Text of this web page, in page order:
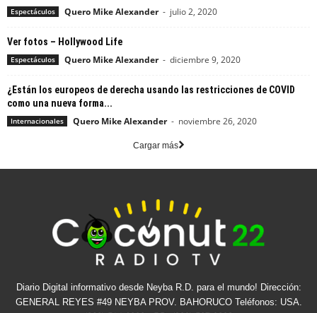
Espectáculos Quero Mike Alexander - julio 2, 2020
Ver fotos – Hollywood Life
Espectáculos Quero Mike Alexander - diciembre 9, 2020
¿Están los europeos de derecha usando las restricciones de COVID
como una nueva forma...
Internacionales Quero Mike Alexander - noviembre 26, 2020
Cargar más
Diario Digital informativo desde Neyba R.D. para el mundo! Dirección:
GENERAL REYES #49 NEYBA PROV. BAHORUCO Teléfonos: USA.